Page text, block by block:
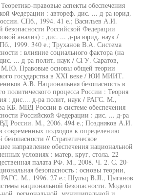
правовые аспекты обеспечения
Федерации : автореф. дис. ... д-ра юрид.
СПб., 1994. 41 е.; Васильев А.И.
безопасности Российской Федерации
анализ) : дис. ... д-ра юрид. наук /
1999. 340 е.; Труханов В.А. Система
: влияние социального фактора (на
... д-ра полит, наук / СГУ. Саратов,
М.Ю. Правовые основы общей теории
государства в XXI веке / ЮИ МИИТ.
A.B. Национальная безопасность в
политического процесса России : Теория
: дис.... д-ра полит, наук / РАГС. М.,
КБ. МВД России в системе обеспечения
Российской Федерации : дис. ... д-ра
России. М., 2006. 494 е.; Поздняков А.И.
современных подходов к определению
// Стратегическое
направление обеспечения национальной
условиях : матер, круг, стола. 22
палата РФ. М., 2008. Ч. 2. С. 20-
безопасность : основы теории,
РАГС. М., 1996. 27 е.; Шулъц B.JI., Цыганов
национальной безопасности. Модели